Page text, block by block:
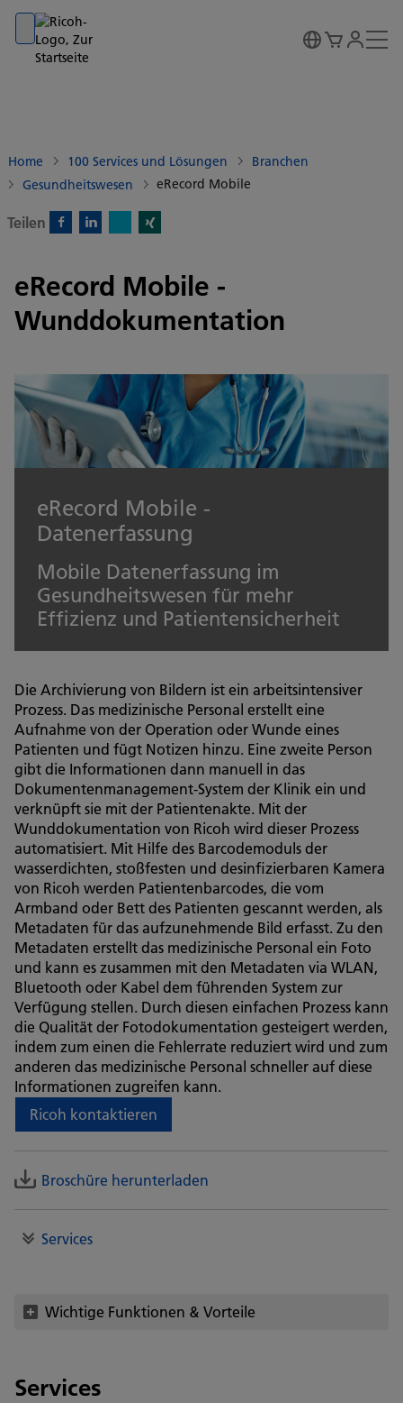
Go to banner
Go to content
Go to footer
Home 100 Services und Lösungen
Branchen
Gesundheitswesen
eRecord Mobile
Teilen
eRecord Mobile -
Wunddokumentation
eRecord Mobile -
Datenerfassung
Mobile Datenerfassung im
Gesundheitswesen für mehr
Effizienz und Patientensicherheit
Die Archivierung von Bildern ist ein arbeitsintensiver
Prozess. Das medizinische Personal erstellt eine
Aufnahme von der Operation oder Wunde eines
Patienten und fügt Notizen hinzu. Eine zweite Person
gibt die Informationen dann manuell in das
Dokumentenmanagement-System der Klinik ein und
verknüpft sie mit der Patientenakte. Mit der
Wunddokumentation von Ricoh wird dieser Prozess
automatisiert. Mit Hilfe des Barcodemoduls der
wasserdichten, stoßfesten und desinfizierbaren Kamera
von Ricoh werden Patientenbarcodes, die vom
Armband oder Bett des Patienten gescannt werden, als
Metadaten für das aufzunehmende Bild erfasst. Zu den
Metadaten erstellt das medizinische Personal ein Foto
und kann es zusammen mit den Metadaten via WLAN,
Bluetooth oder Kabel dem führenden System zur
Verfügung stellen. Durch diesen einfachen Prozess kann
die Qualität der Fotodokumentation gesteigert werden,
indem zum einen die Fehlerrate reduziert wird und zum
anderen das medizinische Personal schneller auf diese
Informationen zugreifen kann.
Ricoh kontaktieren
Broschüre herunterladen
Services
Wichtige Funktionen & Vorteile
Services